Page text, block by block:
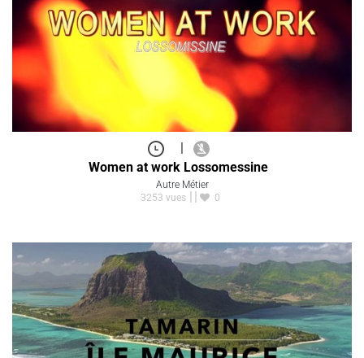
|
Women at work Lossomessine
Autre Métier
3253 vues
0